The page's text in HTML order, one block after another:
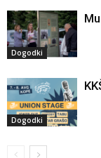
Dogodki
Dogodki